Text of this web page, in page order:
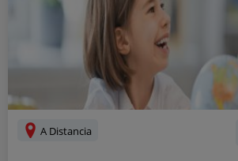
A Distancia